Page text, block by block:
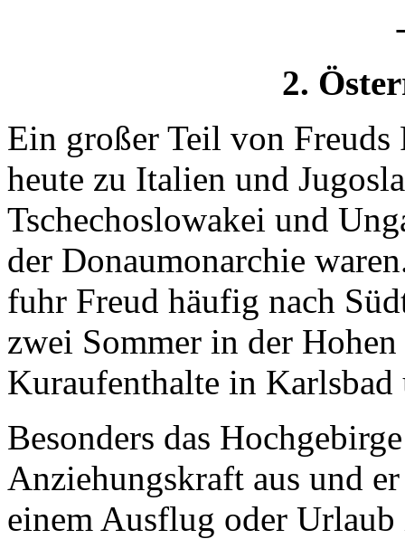
2.
Ein großer Teil von Freuds
heute zu Italien und
Tschechoslowakei und
der Donaumonarchie
fuhr Freud häufig nach
zwei Sommer in der
Kuraufenthalte in Karlsbad
Besonders das
Anziehungskraft aus und
einem Ausflug oder